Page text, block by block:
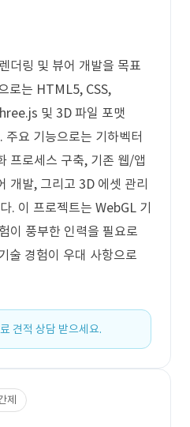
더링 및 뷰어 개발을 목표
로는 HTML5, CSS,
및 3D 파일 포맷
요 기능으로는 기하벡터
프로세스 구축, 기존 웹/앱
개발, 그리고 3D 에셋 관리
. 이 프로젝트는 WebGL 기
이 풍부한 인력을 필요로
술 경험이 우대 사항으로
견적 상담 받으세요.
제